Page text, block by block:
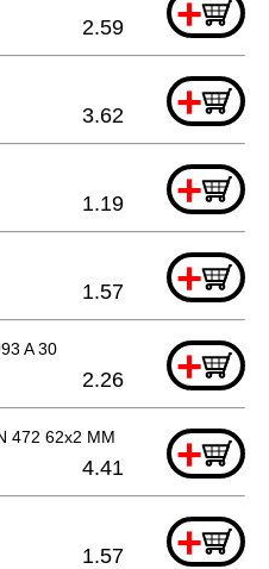
+
2.59
+
3.62
+
1.19
+
1.57
A 30 +
2.26
472 62x2 MM +
4.41
+
1.57